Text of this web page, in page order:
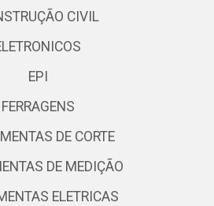
CIVIL
EPI
FERRAGENS
DE CORTE
DE MEDIÇÃO
ELETRICAS